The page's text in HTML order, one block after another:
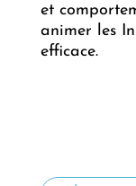
et
animer les
efficace.